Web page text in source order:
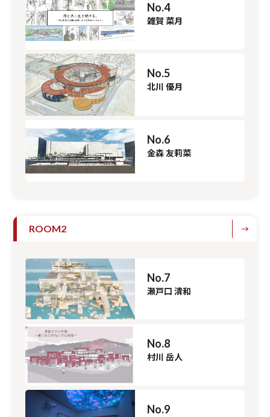
No.4
雑賀 菜月
No.5
北川 優月
No.6
金森 友莉菜
ROOM2
No.7
瀬戸口 清和
No.8
村川 岳人
No.9